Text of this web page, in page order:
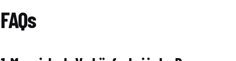
FAQs